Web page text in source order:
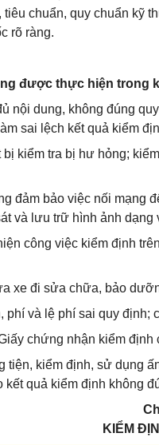
tiêu chuẩn, quy chuẩn kỹ
rõ ràng.
được thực hiện trong
nội dung, không đúng
sai lệch kết quả kiểm
bị kiểm tra bị hư hỏng;
đảm bảo việc nối mạng
và lưu trữ hình ảnh dạng
công việc kiểm định
xe đi sửa chữa, bảo
phí và lệ phí sai quy định;
chứng nhận kiểm
tiện, kiểm định, sử dụng
kết quả kiểm định không
KIỂM